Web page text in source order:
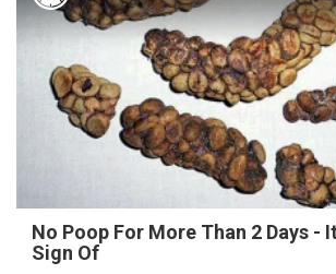
No Poop For More Than 2 Days -
Sign Of